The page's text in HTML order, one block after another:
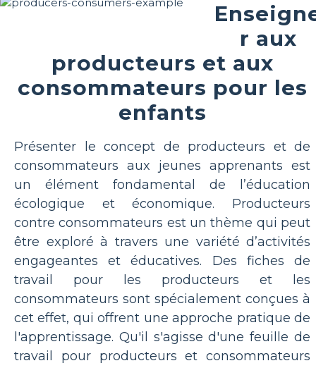
r aux
producteurs et aux
consommateurs pour les
enfants
Présenter le concept de producteurs et de
consommateurs aux jeunes apprenants est
un élément fondamental de l’éducation
écologique et économique. Producteurs
contre consommateurs est un thème qui peut
être exploré à travers une variété d’activités
engageantes et éducatives. Des fiches de
travail pour les producteurs et les
consommateurs sont spécialement conçues à
cet effet, qui offrent une approche pratique de
l'apprentissage. Qu'il s'agisse d'une feuille de
travail pour producteurs et consommateurs